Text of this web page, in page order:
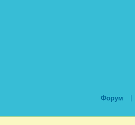
Форум